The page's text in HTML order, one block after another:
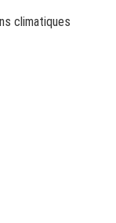
climatiques